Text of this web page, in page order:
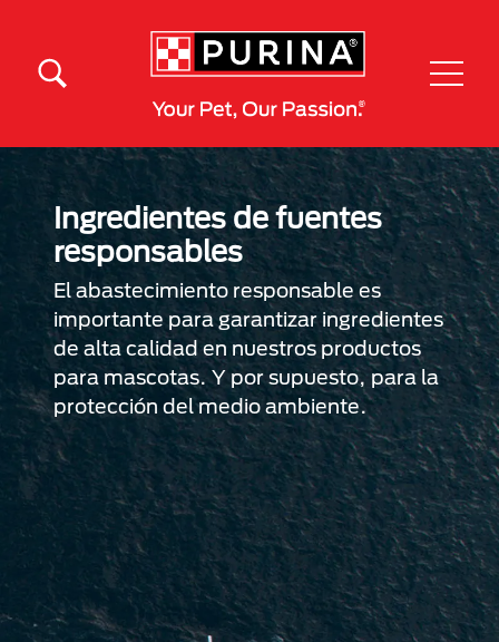
Ingredientes de fuentes
responsables
El abastecimiento responsable es
importante para garantizar ingredientes
de alta calidad en nuestros productos
para mascotas. Y por supuesto, para la
protección del medio ambiente.